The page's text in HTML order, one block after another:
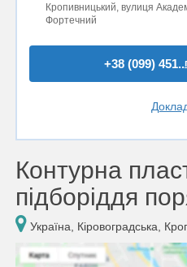
Кропивницький, вулиця
Фортечний
+38 (099) 451..
Контурна
підборіддя
Україна, Кіровоградська,